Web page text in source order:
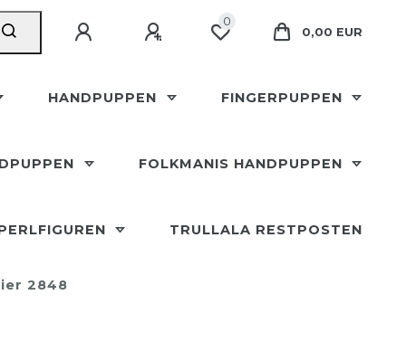
0
0,00 EUR
HANDPUPPEN FINGERPUPPEN
FOLKMANIS HANDPUPPEN
TRULLALA RESTPOSTEN
2848